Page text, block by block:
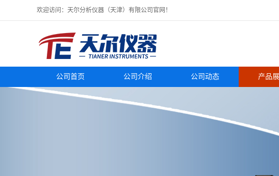
欢迎访问：天尔分析仪器（天津）有限公司官网！
公司首页 公司介绍 公司动态 产品